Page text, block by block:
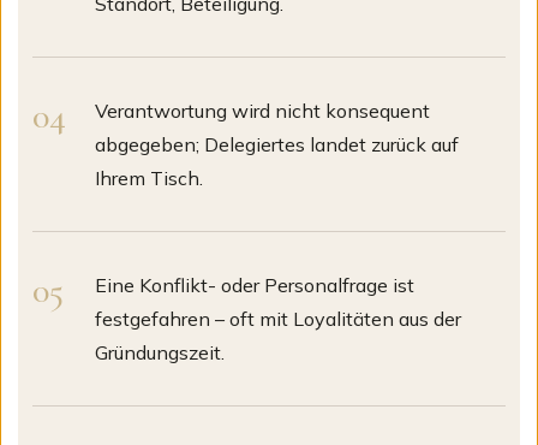
Verantwortung wird nicht konsequent
abgegeben; Delegiertes landet zurück auf
Ihrem Tisch.
Eine Konflikt- oder Personalfrage ist
festgefahren – oft mit Loyalitäten aus der
Gründungszeit.